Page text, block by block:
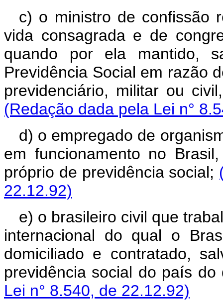
c) o ministro de confissão
vida consagrada e de
quando por ela mantido,
Previdência Social em razão
previdenciário, militar ou
(Redação dada pela Lei n°
d) o empregado de
em funcionamento no
próprio de previdência social;
22.12.92)
e) o brasileiro civil que
internacional do qual o
domiciliado e contratado,
previdência social do país
Lei n° 8.540, de 22.12.92)